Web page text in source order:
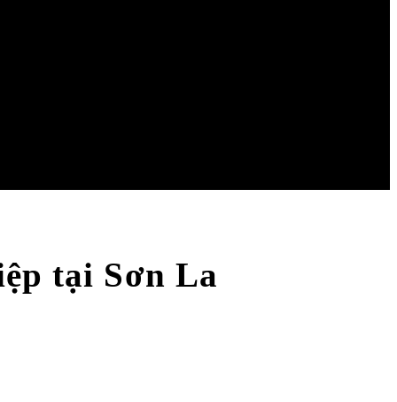
tại Sơn La